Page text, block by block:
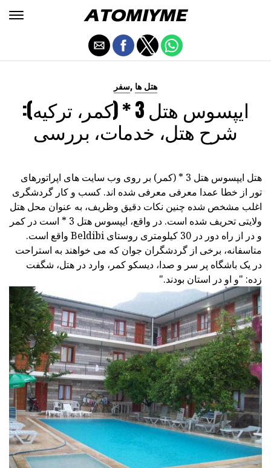
سفر, هتل ها
ایپسوس هتل 3 * (کمر، ترکیه):
شرح هتل، خدمات، بررسی
هتل ایپسوس هتل 3 * (کمر) بر روی وب سایت های اپراتورهای
تور از خطا عمدا معرفی معرفی شده اند. کسب و کار گردشگری
اغلب مشخص شده چنین نکات دقیق وظریف، به عنوان محل هتل
ولایتی تحریف شده است. در واقع، ایپسوس هتل 3 * است در کمر
و در از راه دور در 30 کیلومتری روستای Beldibi واقع است.
متاسفانه، برخی از گردشگران جوان که می خواهند به استراحت
در یک باشگاه پر سر و صدا، دیسکو کمر، وارد در هتل، شگفت
زده: "و او در استان بودند."